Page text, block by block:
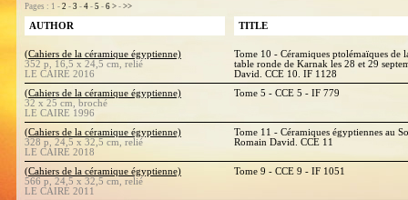
Pages : 1 - 2 - 3 - 4 - 5 - 6 > - >>
AUTHOR TITLE
(Cahiers de la céramique égyptienne)
352 p, 16,5 x 24,5 cm, relié
LE CAIRE 2016
Tome 10 - Céramiques ptolémaïques de
table ronde de Karnak les 28 et 29
David. CCE 10. IF 1128
(Cahiers de la céramique égyptienne)
32 x 25 cm, broché
LE CAIRE 1996
Tome 5 - CCE 5 - IF 779
(Cahiers de la céramique égyptienne)
328 p, 24,5 x 32,5 cm, relié
LE CAIRE 2018
Tome 11 - Céramiques égyptiennes au
Romain David. CCE 11
(Cahiers de la céramique égyptienne)
566 p, 24,5 x 32,5 cm, relié
LE CAIRE 2011
Tome 9 - CCE 9 - IF 1051